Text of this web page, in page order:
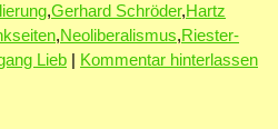
,Gerhard Schröder,Hartz
,Neoliberalismus,Riester-
Lieb Kommentar hinterlassen